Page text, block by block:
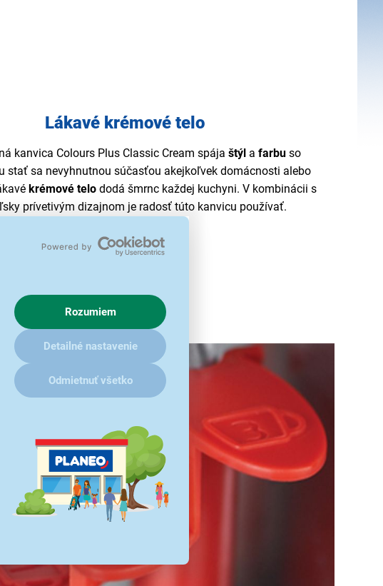
Rozumiem
Detailné nastavenie
Odmietnuť všetko
Lákavé krémové telo
kanvica Colours Plus Classic Cream spája štýla farbuso
stať sa nevyhnutnou súčasťou akejkoľvek domácnosti alebo
krémové telo dodá šmrnc každej kuchyni. V kombinácii s
prívetivým dizajnom je radosť túto kanvicu používať.